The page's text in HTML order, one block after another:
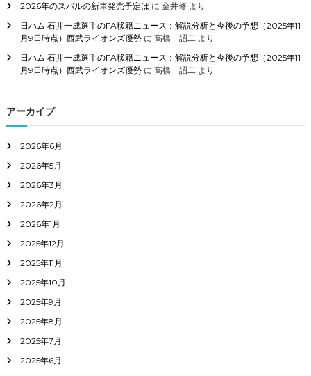
2026年のスバルの新車発売予定は に 金井修より
日ハム 石井一成選手のFA移籍ニュース：解説分析と今後の予想（2025年11
月9日時点）西武ライオンズ優勢に 高橋 詔二より
日ハム 石井一成選手のFA移籍ニュース：解説分析と今後の予想（2025年11
月9日時点）西武ライオンズ優勢に 高橋 詔二より
アーカイブ
2026年6月
2026年5月
2026年3月
2026年2月
2026年1月
2025年12月
2025年11月
2025年10月
2025年9月
2025年8月
2025年7月
2025年6月